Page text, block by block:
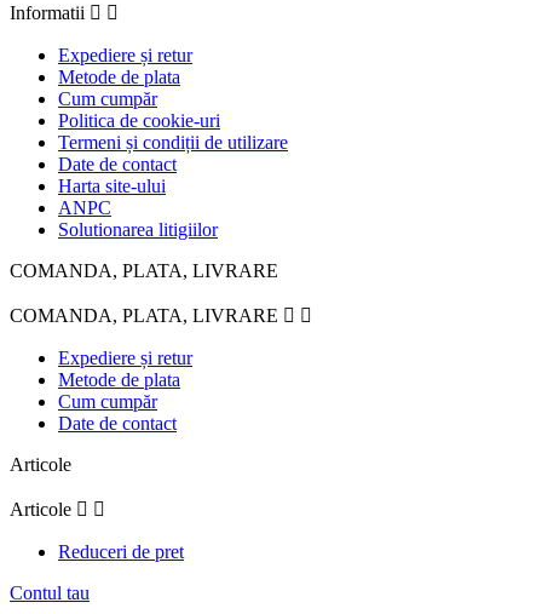
Informatii  
Expediere și retur
Metode de plata
Cum cumpăr
Politica de cookie-uri
Termeni și condiții de utilizare
Date de contact
Harta site-ului
ANPC
Solutionarea litigiilor
COMANDA, PLATA, LIVRARE
COMANDA, PLATA, LIVRARE  
Expediere și retur
Metode de plata
Cum cumpăr
Date de contact
Articole
Articole  
Reduceri de pret
Contul tau